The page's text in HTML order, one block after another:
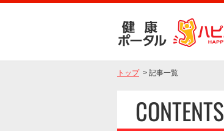
トップ > 記事一覧
CONTENTS